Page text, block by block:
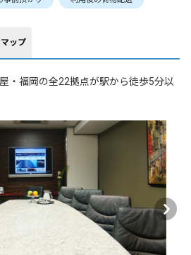
ップ
・福岡の全22拠点が駅から徒歩5分以